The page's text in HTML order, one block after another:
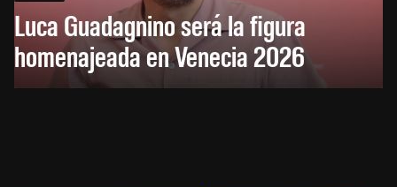
Luca Guadagnino será la figura
homenajeada en Venecia 2026